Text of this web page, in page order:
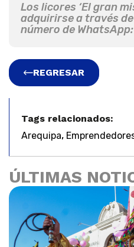
Los licores ‘El gran
adquirirse a través
número de
REGRESAR
Tags relacionados:
Arequipa,
ÚLTIMAS